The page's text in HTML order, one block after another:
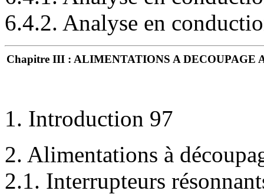
6.4.2. Analyse en
Chapitre III : ALIMENTATIONS A DECOUPAGE
1. Introduction 97
2. Alimentations à
2.1. Interrupteurs